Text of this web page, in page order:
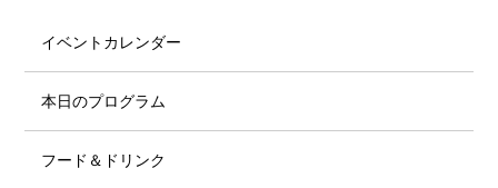
イベントカレンダー
本日のプログラム
フード＆ドリンク